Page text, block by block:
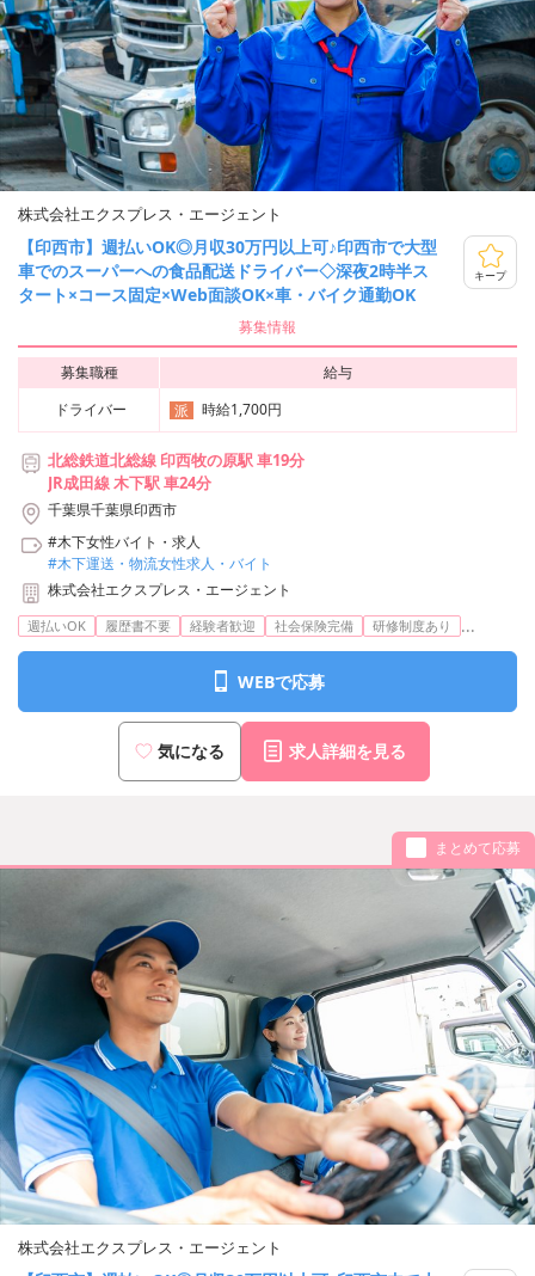
株式会社エクスプレス・エージェント
【印西市】週払いOK◎月収30万円以上可♪印西市で大型
車でのスーパーへの食品配送ドライバー◇深夜2時半ス
タート×コース固定×Web面談OK×車・バイク通勤OK
キープ
募集情報
募集職種
給与
ドライバー
派 時給1,700円
北総鉄道北総線 印西牧の原駅 車19分
JR成田線 木下駅 車24分
千葉県千葉県印西市
#木下女性バイト・求人
#木下運送・物流女性求人・バイト
株式会社エクスプレス・エージェント
週払いOK 履歴書不要 経験者歓迎 社会保険完備 研修制度あり ...
WEBで応募
気になる 求人詳細を見る
まとめて応募
株式会社エクスプレス・エージェント